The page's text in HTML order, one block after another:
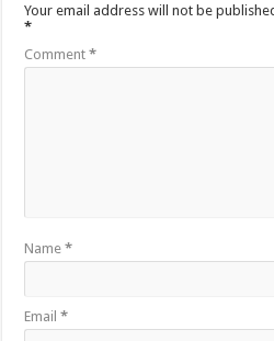
Your email address will not be
*
Comment*
Name*
Email*